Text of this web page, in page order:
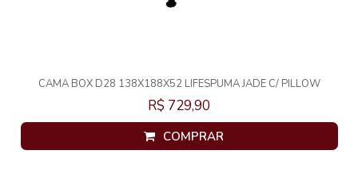
CAMA BOX D28 138X188X52 LIFESPUMA JADE C/ PILLOW
R$ 729,90
COMPRAR